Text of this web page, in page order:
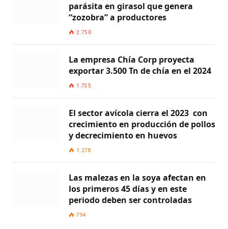
parásita en girasol que genera
“zozobra” a productores
2.750
La empresa Chía Corp proyecta
exportar 3.500 Tn de chía en el 2024
1.735
El sector avícola cierra el 2023 con
crecimiento en producción de pollos
y decrecimiento en huevos
1.278
Las malezas en la soya afectan en
los primeros 45 días y en este
periodo deben ser controladas
794